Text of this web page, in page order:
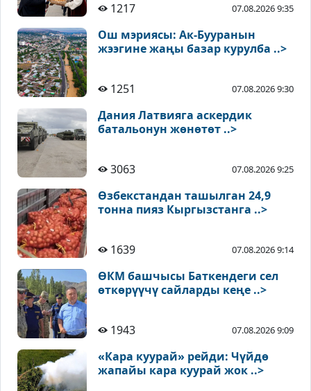
1217 07.08.2026 9:35
Ош мэриясы: Ак-Бууранын
жээгине жаңы базар курулба ..>
1251 07.08.2026 9:30
Дания Латвияга аскердик
батальонун жөнөтөт ..>
3063 07.08.2026 9:25
Өзбекстандан ташылган 24,9
тонна пияз Кыргызстанга ..>
1639 07.08.2026 9:14
ӨКМ башчысы Баткендеги сел
өткөрүүчү сайларды кеңе ..>
1943 07.08.2026 9:09
«Кара куурай» рейди: Чүйдө
жапайы кара куурай жок ..>